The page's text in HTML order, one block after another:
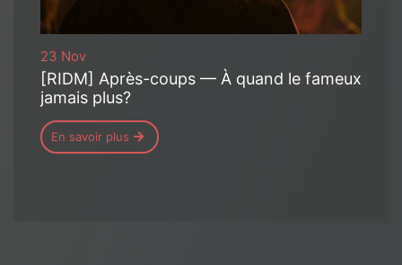
23 Nov
[RIDM] Après-coups — À quand le fameux
jamais plus?
En savoir plus